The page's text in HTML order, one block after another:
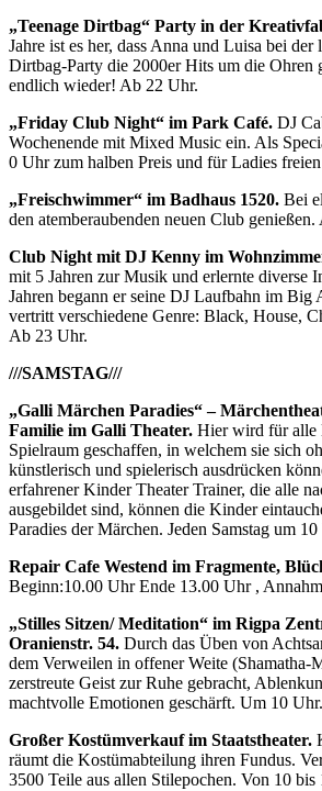
„Teenage Dirtbag“ Party in der
Jahre ist es her, dass Anna und Luisa bei der
Dirtbag-Party die 2000er Hits um die Ohren
endlich wieder! Ab 22 Uhr.
„Friday Club Night“ im Park Café. DJ
Wochenende mit Mixed Music ein. Als
0 Uhr zum halben Preis und für Ladies
„Freischwimmer“ im Badhaus 1520. Bei
den atemberaubenden neuen Club
Club Night mit DJ Kenny im
mit 5 Jahren zur Musik und erlernte diverse
Jahren begann er seine DJ Laufbahn im Big
vertritt verschiedene Genre: Black, House,
Ab 23 Uhr.
///SAMSTAG///
„Galli Märchen Paradies“ –
Familie im Galli Theater. Hier wird für alle
Spielraum geschaffen, in welchem sie sich
künstlerisch und spielerisch ausdrücken
erfahrener Kinder Theater Trainer, die alle
ausgebildet sind, können die Kinder
Paradies der Märchen. Jeden Samstag um
Repair Cafe Westend im Fragmente,
Beginn:10.00 Uhr Ende 13.00 Uhr ,
„Stilles Sitzen/ Meditation“ im Rigpa
Oranienstr. 54. Durch das Üben von
dem Verweilen in offener Weite (Shamatha-
zerstreute Geist zur Ruhe gebracht,
machtvolle Emotionen geschärft. Um 10 Uhr.
Großer Kostümverkauf im Staatstheater.
räumt die Kostümabteilung ihren Fundus.
3500 Teile aus allen Stilepochen. Von 10 bis